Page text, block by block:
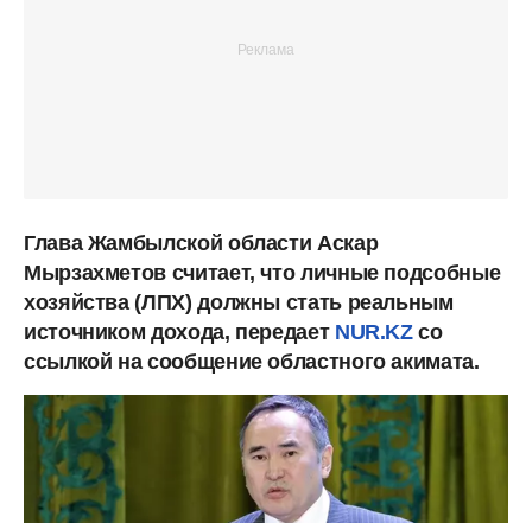
Глава Жамбылской области Аскар
Мырзахметов считает, что личные подсобные
хозяйства (ЛПХ) должны стать реальным
источником дохода, передает NUR.KZсо
ссылкой на сообщение областного акимата.